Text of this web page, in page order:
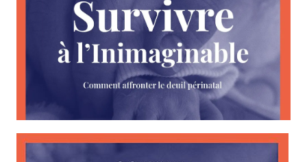
Email Facebook LinkedIn
Bluesky Whatsapp